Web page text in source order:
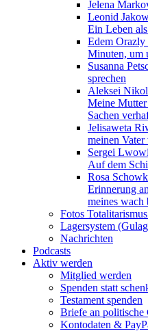
Jelena
Leonid
Ein Leben
Edem Orazly
Minuten, um
Susanna
sprechen
Aleksei
Meine Mutter
Sachen
Jelisaweta
meinen
Sergei
Auf dem
Rosa
Erinnerung
meines wach
Fotos
Lagersystem
Nachrichten
Podcasts
Aktiv werden
Mitglied werden
Spenden statt
Testament spenden
Briefe an politische
Kontodaten &